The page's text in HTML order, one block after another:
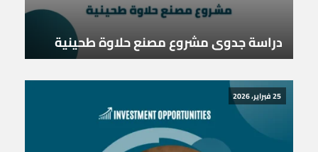
دراسة جدوى مشروع مصنع حلاوة طحينية
25 فبراير، 2026